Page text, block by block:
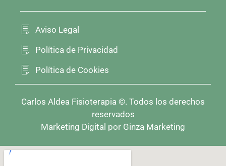
Aviso Legal
Política de Privacidad
Política de Cookies
Carlos Aldea Fisioterapia ©. Todos los derechos
reservados
Marketing Digital por Ginza Marketing